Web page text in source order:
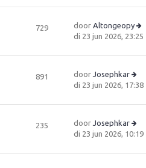
ri
h
t
e
b
ri
h
t
ki
la
a
b
ri
t
729 door Altongeopy
B
ki
a
b
ri
di 23 jun 2026, 23:25
891 door Josephkar
B
ki
la
a
di 23 jun 2026, 17:38
235 door Josephkar
B
ki
di 23 jun 2026, 10:19